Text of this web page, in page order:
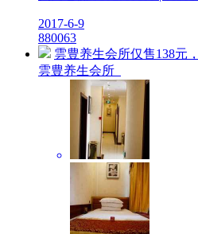
2017-6-9
880063
雲豊养生会所仅售138元
雲豊养生会所